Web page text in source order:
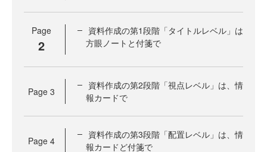
Page
2
資料作成の第1段階「タイトルレベル」は
方眼ノートと付箋で
Page 3
資料作成の第2段階「視点レベル」は、情
報カードで
Page 4
資料作成の第3段階「配置レベル」は、情
報カードど付箋で